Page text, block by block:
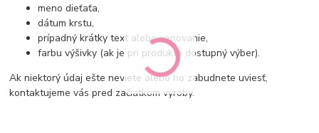
meno dieťaťa,
dátum krstu,
prípadný krátky text alebo venovanie,
farbu výšivky (ak je pri produkte dostupný výber).
Ak niektorý údaj ešte neviete alebo ho zabudnete uviesť,
kontaktujeme vás pred začiatkom výroby.